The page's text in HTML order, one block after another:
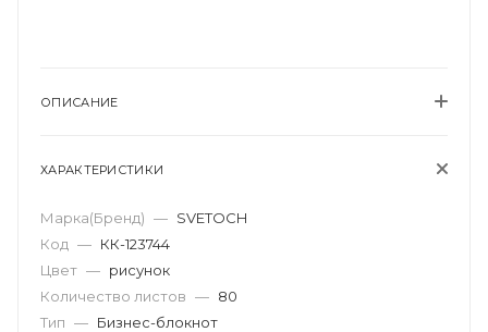
ОПИСАНИЕ
ХАРАКТЕРИСТИКИ
Марка(Бренд) — SVETOCH
Код — КК-123744
Цвет — рисунок
Количество листов — 80
Тип — Бизнес-блокнот